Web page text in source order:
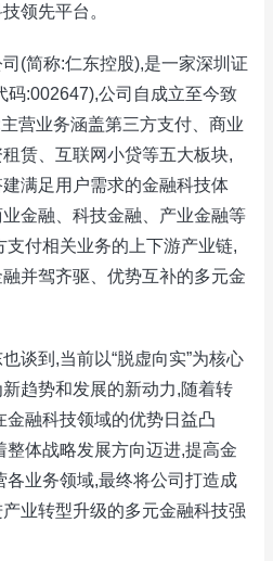
领先平台。
简称:仁东控股),是一家深圳证
码:002647),公司自成立至今致
营业务涵盖第三方支付、商业
赁、互联网小贷等五大板块,
满足用户需求的金融科技体
金融、科技金融、产业金融等
付相关业务的上下游产业链,
并驾齐驱、优势互补的多元金
到,当前以“脱虚向实”为核心
趋势和发展的新动力,随着转
融科技领域的优势日益凸
整体战略发展方向迈进,提高金
各业务领域,最终将公司打造成
业转型升级的多元金融科技强